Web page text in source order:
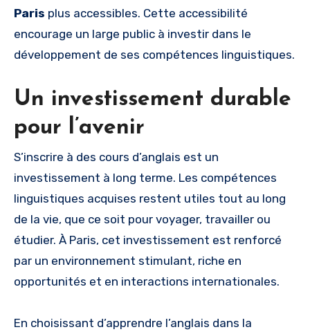
Paris plus accessibles. Cette accessibilité
encourage un large public à investir dans le
développement de ses compétences linguistiques.
Un investissement durable
pour l’avenir
S’inscrire à des cours d’anglais est un
investissement à long terme. Les compétences
linguistiques acquises restent utiles tout au long
de la vie, que ce soit pour voyager, travailler ou
étudier. À Paris, cet investissement est renforcé
par un environnement stimulant, riche en
opportunités et en interactions internationales.
En choisissant d’apprendre l’anglais dans la